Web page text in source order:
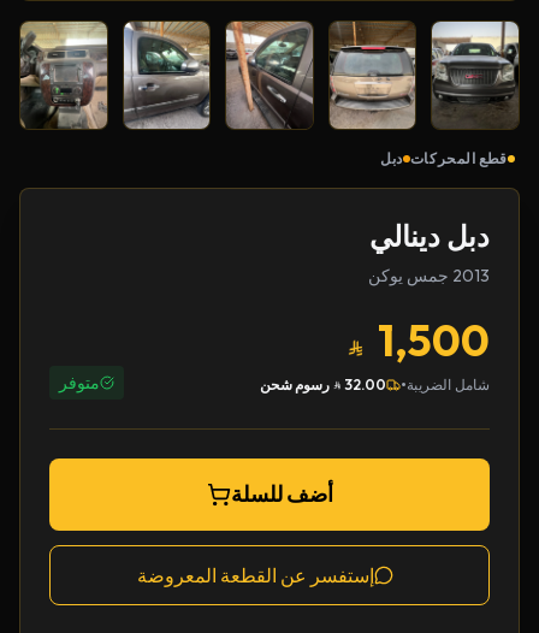
قطع المحركات دبل
دبل دينالي
2013 جمس يوكن
1,500
شامل الضريبة•
32.00 رسوم شحن متوفر
أضف للسلة
إستفسر عن القطعة المعروضة